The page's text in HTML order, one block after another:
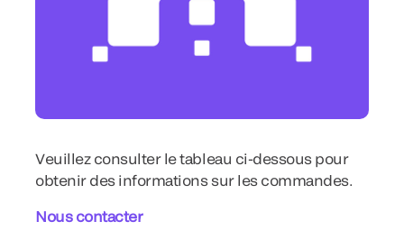
Veuillez consulter le tableau ci-dessous pour
obtenir des informations sur les commandes.
Nous contacter